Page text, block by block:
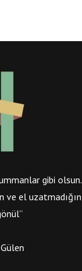
gibi olsun.
ve el uzatmadığın